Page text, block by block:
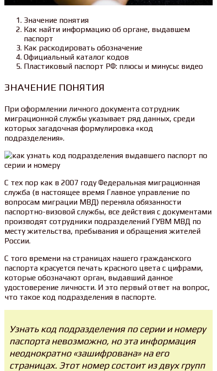
Значение понятия
Как найти информацию об органе, выдавшем
паспорт
Как раскодировать обозначение
Официальный каталог кодов
Пластиковый паспорт РФ: плюсы и минусы: видео
ЗНАЧЕНИЕ ПОНЯТИЯ
При оформлении личного документа сотрудник
миграционной службы указывает ряд данных, среди
которых загадочная формулировка «код
подразделения».
С тех пор как в 2007 году Федеральная миграционная
служба (в настоящее время Главное управление по
вопросам миграции МВД) переняла обязанности
паспортно-визовой службы, все действия с документами
производят сотрудники подразделений ГУВМ МВД по
месту жительства, пребывания и обращения жителей
России.
С того времени на страницах нашего гражданского
паспорта красуется печать красного цвета с цифрами,
которые обозначают орган, выдавший данное
удостоверение личности. И это первый ответ на вопрос,
что такое код подразделения в паспорте.
Узнать код подразделения по серии и номеру
паспорта невозможно, но эта информация
неоднократно «зашифрована» на его
страницах. Этот номер состоит из двух групп